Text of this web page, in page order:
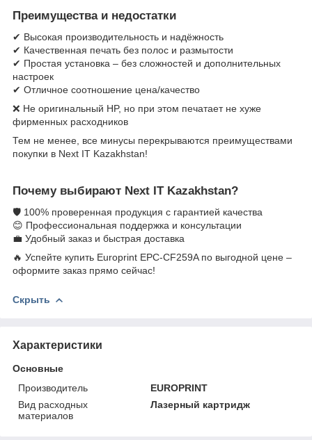
Преимущества и недостатки
✔ Высокая производительность и надёжность
✔ Качественная печать без полос и размытости
✔ Простая установка – без сложностей и дополнительных
настроек
✔ Отличное соотношение цена/качество
❌ Не оригинальный HP, но при этом печатает не хуже
фирменных расходников
Тем не менее, все минусы перекрываются преимуществами
покупки в Next IT Kazakhstan!
Почему выбирают Next IT Kazakhstan?
🛡 100% проверенная продукция с гарантией качества
😊 Профессиональная поддержка и консультации
💼 Удобный заказ и быстрая доставка
🔥 Успейте купить Europrint EPC-CF259A по выгодной цене –
оформите заказ прямо сейчас!
Скрыть
Характеристики
Основные
Производитель
EUROPRINT
Вид расходных
материалов
Лазерный картридж